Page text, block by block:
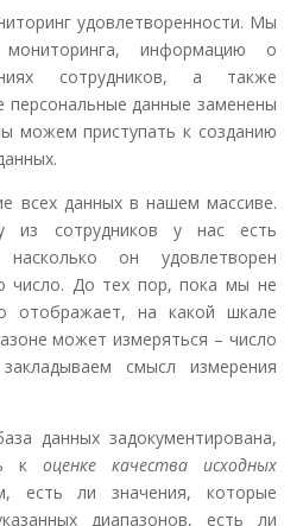
удовлетворенности. Мы
мониторинга, информацию о
сотрудников, а также
персональные данные заменены
можем приступать к созданию
всех данных в нашем массиве.
из сотрудников у нас есть
он удовлетворен
число. До тех пор, пока мы не
отображает, на какой шкале
может измеряться – число
смысл измерения
данных задокументирована,
к оценке качества исходных
есть ли значения, которые
диапазонов, есть ли